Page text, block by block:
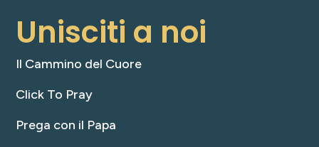
Unisciti a noi
Il Cammino del Cuore
Click To Pray
Prega con il Papa